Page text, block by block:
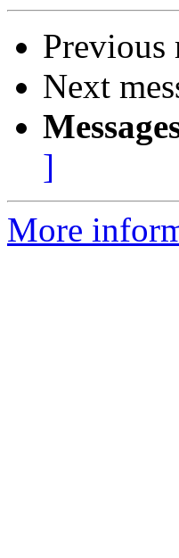
Previous
Next
]
More